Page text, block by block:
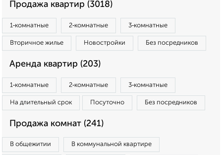
Продажа квартир (3018)
1‑комнатные 2‑комнатные 3‑комнатные
Вторичное жилье Новостройки Без посредников
Аренда квартир (203)
1‑комнатные 2‑комнатные 3‑комнатные
На длительный срок Посуточно Без посредников
Продажа комнат (241)
В общежитии В коммунальной квартире